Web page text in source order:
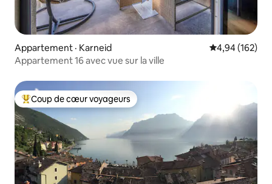
Appartement · Karneid Note
4,94 (162)
Appartement 16 avec vue sur la ville
Coup de cœur voyageurs parmi les plus aimés
Coup de cœur voyageurs